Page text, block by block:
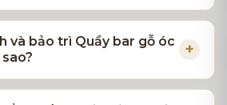
và bảo trì Quầy bar gỗ óc